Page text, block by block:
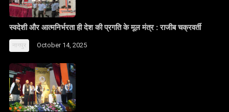
स्वदेशी और आत्मनिर्भरता ही देश की प्रगति के मूल मंत्र : राजीब चक्रवर्ती
नागपुर October 14, 2025